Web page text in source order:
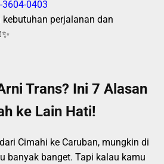
3604-0403
perjalanan dan
Trans? Ini 7 Alasan
ke Lain Hati!
Cimahi ke Caruban, mungkin di
banyak banget. Tapi kalau kamu